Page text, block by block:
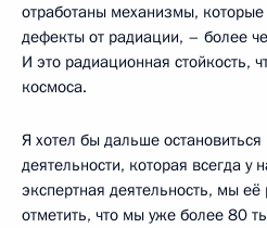
отработаны механизмы,
дефекты от радиации, – более
И это радиационная стойкость,
космоса.
Я хотел бы дальше
деятельности, которая всегда у
экспертная деятельность, мы
отметить, что мы уже более 80